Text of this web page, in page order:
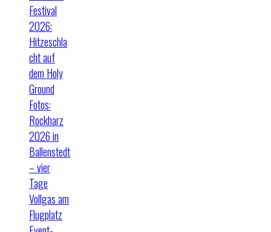
Festival
2026:
Hitzeschla
cht auf
dem Holy
Ground
Fotos:
Rockharz
2026 in
Ballenstedt
– vier
Tage
Vollgas am
Flugplatz